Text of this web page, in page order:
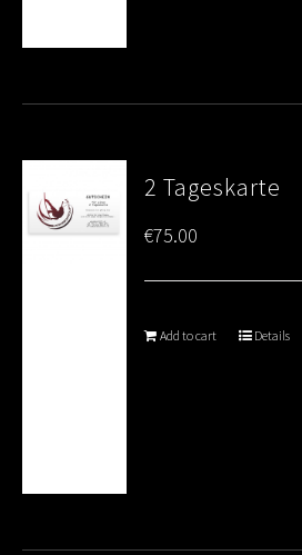
2 Tageskarte
€75.00
Add to cart Details